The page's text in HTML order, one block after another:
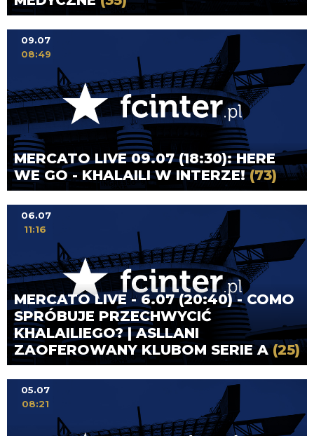
MERCATO LIVE 09.07 (18:30): HERE
WE GO - KHALAILI W INTERZE!(73)
09.07
08:49
MERCATO LIVE - 6.07 (20:40) - COMO
SPRÓBUJE PRZECHWYCIĆ
KHALAILIEGO? | ASLLANI
ZAOFEROWANY KLUBOM SERIE A(25)
06.07
11:16
05.07
08:21